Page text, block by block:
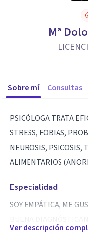
Mª
Sobre mí Consultas
PSICÓLOGA TRATA
STRESS, FOBIAS,
NEUROSIS, PSICOSIS,
ALIMENTARIOS
Especialidad
SOY EMPÁTICA, ME
TENGO ADEMÁS 3
Ver descripción